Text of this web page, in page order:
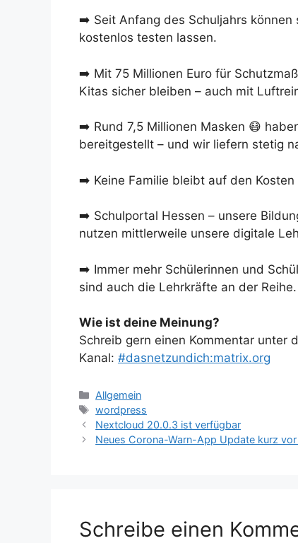
➡️ Seit Anfang des Schuljahrs können
kostenlos testen lassen.
➡️ Mit 75 Millionen Euro für
Kitas sicher bleiben – auch mit
➡️ Rund 7,5 Millionen Masken 😷
bereitgestellt – und wir liefern stetig
➡️ Keine Familie bleibt auf den
➡️ Schulportal Hessen – unsere
nutzen mittlerweile unsere digitale
➡️ Immer mehr Schülerinnen und
sind auch die Lehrkräfte an der Reihe.
Wie ist deine Meinung?
Schreib gern einen Kommentar
Kanal: #dasnetzundich:matrix.org
Kategorien
Allgemein
Schlagwörter
wordpress
Nextcloud 20.0.3 ist verfügbar
Neues Corona-Warn-App Update kurz vor
Schreibe einen